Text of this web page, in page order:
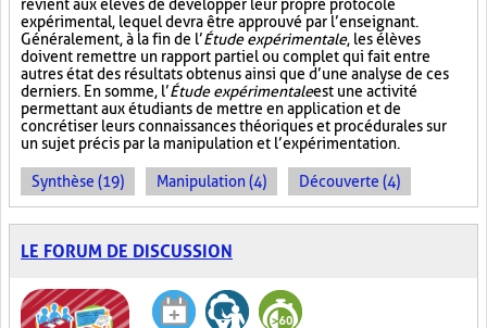
revient aux élèves de développer leur propre protocole
expérimental, lequel devra être approuvé par l’enseignant.
Généralement, à la fin de l’Étude expérimentale, les élèves
doivent remettre un rapport partiel ou complet qui fait entre
autres état des résultats obtenus ainsi que d’une analyse de ces
derniers. En somme, l’Étude expérimentaleest une activité
permettant aux étudiants de mettre en application et de
concrétiser leurs connaissances théoriques et procédurales sur
un sujet précis par la manipulation et l’expérimentation.
Synthèse (19) Manipulation (4) Découverte (4)
LE FORUM DE DISCUSSION